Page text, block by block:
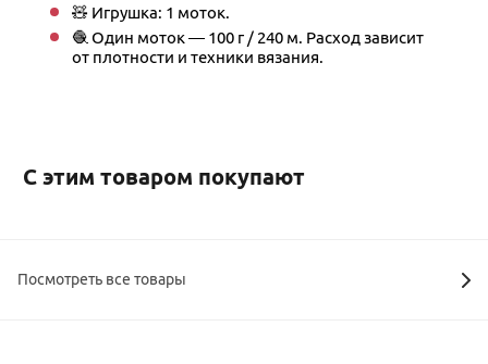
🧸 Игрушка: 1 моток.
🧶 Один моток — 100 г / 240 м. Расход зависит
от плотности и техники вязания.
С этим товаром покупают
Посмотреть все товары